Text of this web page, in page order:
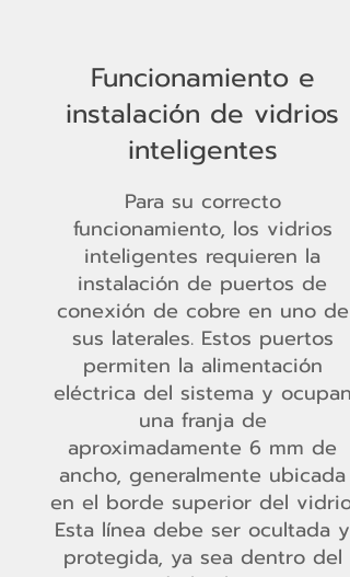
Funcionamiento e
instalación de vidrios
inteligentes
Para su correcto
funcionamiento, los vidrios
inteligentes requieren la
instalación de puertos de
conexión de cobre en uno de
sus laterales. Estos puertos
permiten la alimentación
eléctrica del sistema y ocupan
una franja de
aproximadamente 6 mm de
ancho, generalmente ubicada
en el borde superior del vidrio.
Esta línea debe ser ocultada y
protegida, ya sea dentro del